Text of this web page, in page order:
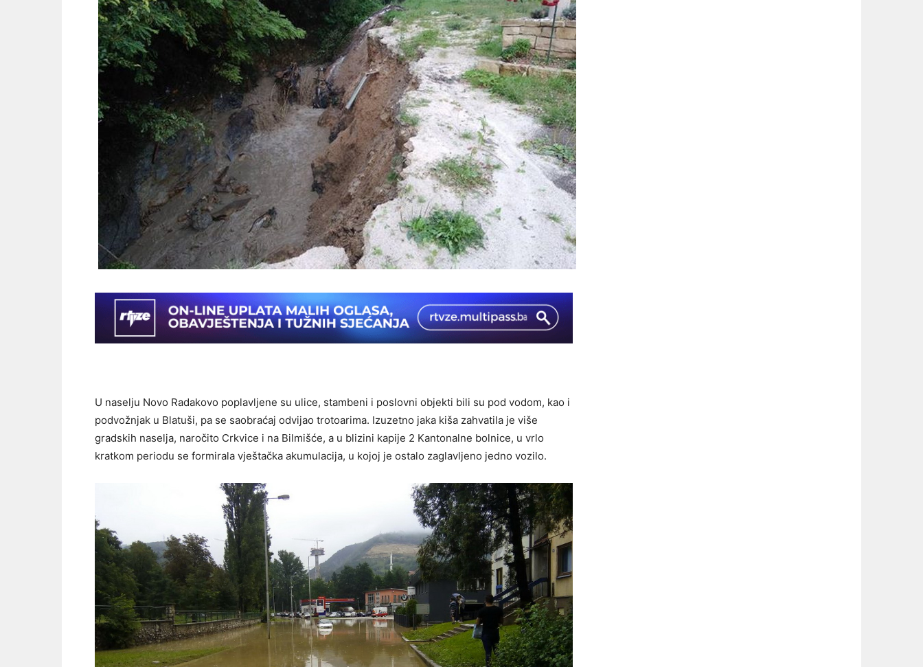
U naselju Novo Radakovo poplavljene su ulice, stambeni i poslovni objekti bili su pod vodom, kao i
podvožnjak u Blatuši, pa se saobraćaj odvijao trotoarima. Izuzetno jaka kiša zahvatila je više
gradskih naselja, naročito Crkvice i na Bilmišće, a u blizini kapije 2 Kantonalne bolnice, u vrlo
kratkom periodu se formirala vještačka akumulacija, u kojoj je ostalo zaglavljeno jedno vozilo.